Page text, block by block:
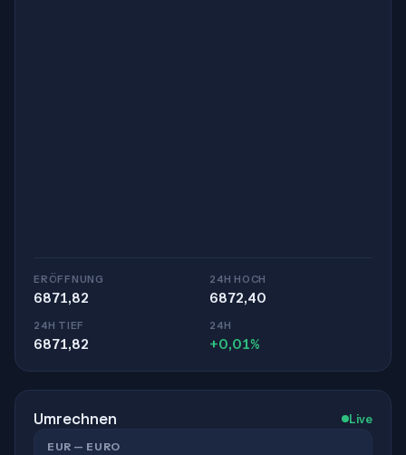
ERÖFFNUNG
6871,82
24H HOCH
6872,40
24H TIEF
6871,82
24H
+0,01%
Umrechnen Live
EUR — EURO